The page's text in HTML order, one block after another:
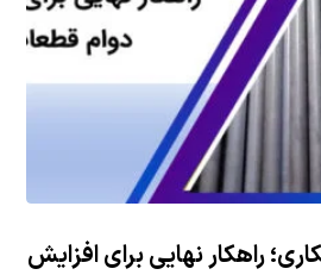
راهکار نهایی برای افزایش